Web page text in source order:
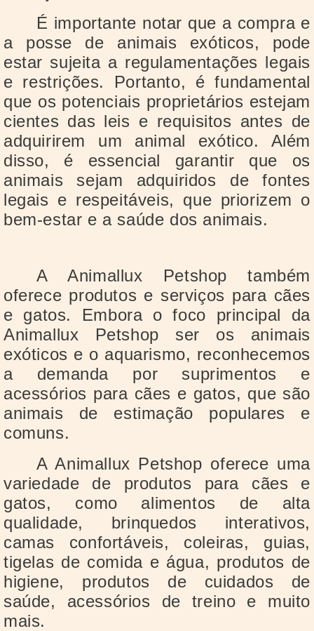
É importante notar que a compra e
a posse de animais exóticos, pode
estar sujeita a regulamentações legais
e restrições. Portanto, é fundamental
que os potenciais proprietários estejam
cientes das leis e requisitos antes de
adquirirem um animal exótico. Além
disso, é essencial garantir que os
animais sejam adquiridos de fontes
legais e respeitáveis, que priorizem o
bem-estar e a saúde dos animais.
A Animallux Petshop também
oferece produtos e serviços para cães
e gatos. Embora o foco principal da
Animallux Petshop ser os animais
exóticos e o aquarismo, reconhecemos
a demanda por suprimentos e
acessórios para cães e gatos, que são
animais de estimação populares e
comuns.
A Animallux Petshop oferece uma
variedade de produtos para cães e
gatos, como alimentos de alta
qualidade, brinquedos interativos,
camas confortáveis, coleiras, guias,
tigelas de comida e água, produtos de
higiene, produtos de cuidados de
saúde, acessórios de treino e muito
mais.